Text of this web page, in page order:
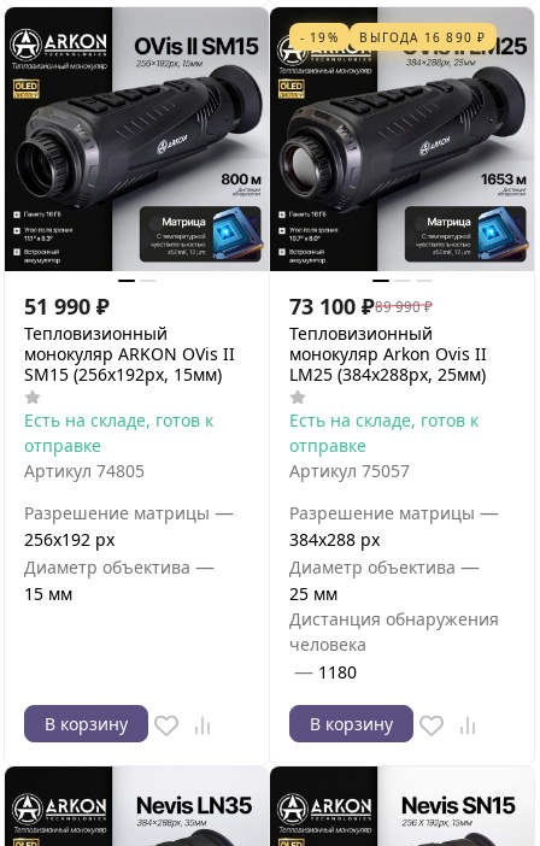
51 990 ₽
Тепловизионный
монокуляр ARKON OVis II
SM15 (256x192px, 15мм)
Есть на складе, готов к
отправке
Артикул 74805
Разрешение матрицы —
256x192 px
Диаметр объектива —
15 мм
В корзину
- 19% ВЫГОДА 16 890 ₽
73 100 ₽89 990 ₽
Тепловизионный
монокуляр Arkon Ovis II
LM25 (384x288px, 25мм)
Есть на складе, готов к
отправке
Артикул 75057
Разрешение матрицы —
384x288 px
Диаметр объектива —
25 мм
Дистанция обнаружения
человека
— 1180
В корзину